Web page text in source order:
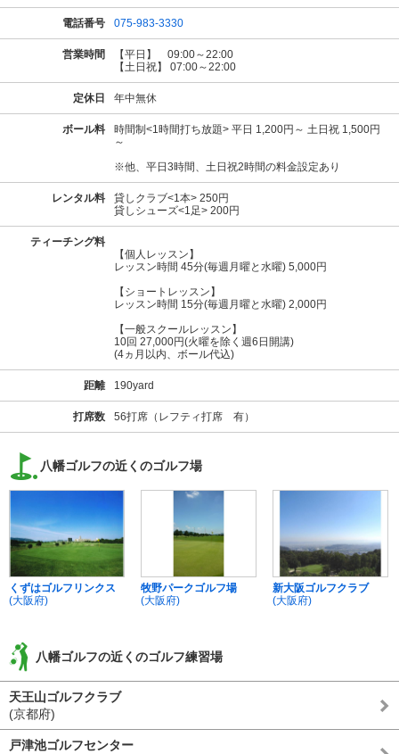
電話番号 075-983-3330
営業時間
【平日】 09:00～22:00
【土日祝】 07:00～22:00
定休日 年中無休
ボール料
時間制<1時間打ち放題> 平日 1,200円～ 土日祝 1,500円
～
※他、平日3時間、土日祝2時間の料金設定あり
レンタル料
貸しクラブ<1本> 250円
貸しシューズ<1足> 200円
ティーチング料
【個人レッスン】
レッスン時間 45分(毎週月曜と水曜) 5,000円
【ショートレッスン】
レッスン時間 15分(毎週月曜と水曜) 2,000円
【一般スクールレッスン】
10回 27,000円(火曜を除く週6日開講)
(4ヵ月以内、ボール代込)
距離 190yard
打席数 56打席（レフティ打席 有）
八幡ゴルフの近くのゴルフ場
くずはゴルフリンクス
(大阪府)
牧野パークゴルフ場
(大阪府)
新大阪ゴルフクラブ
(大阪府)
八幡ゴルフの近くのゴルフ練習場
天王山ゴルフクラブ
(京都府)
戸津池ゴルフセンター